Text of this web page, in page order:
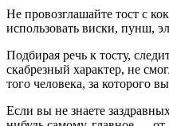
Не провозглашайте тост с
использовать виски, пунш,
Подбирая речь к тосту,
скабрезный характер, не
того человека, за которого
Если вы не знаете